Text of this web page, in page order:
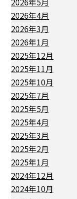
2026年4月
2026年3月
2026年1月
2025年12月
2025年11月
2025年10月
2025年7月
2025年5月
2025年4月
2025年3月
2025年2月
2025年1月
2024年12月
2024年10月